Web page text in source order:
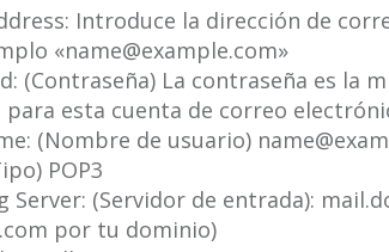
Introduce la dirección de
«name@example.com»
(Contraseña) La contraseña es la
esta cuenta de correo
(Nombre de usuario)
POP3
Server: (Servidor de entrada):
por tu dominio)